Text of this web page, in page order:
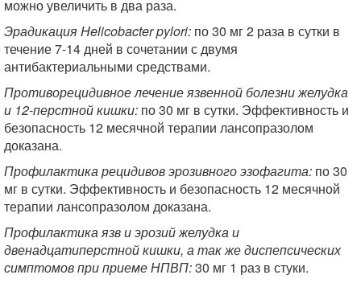
можно увеличить в два раза.
Эрадикация Helicobacter pylori: по 30 мг 2 раза в сутки в
течение 7-14 дней в сочетании с двумя
антибактериальными средствами.
Противорецидивное лечение язвенной болезни желудка
и 12-перстной кишки: по 30 мг в сутки. Эффективность и
безопасность 12 месячной терапии лансопразолом
доказана.
Профилактика рецидивов эрозивного эзофагита: по 30
мг в сутки. Эффективность и безопасность 12 месячной
терапии лансопразолом доказана.
Профилактика язв и эрозий желудка и
двенадцатиперстной кишки, а так же диспепсических
симптомов при приеме НПВП:30 мг 1 раз в стуки.